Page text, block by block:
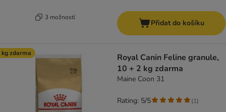
3 možností
Přidat do košíku
kg zdarma
Royal Canin Feline granule,
10 + 2 kg zdarma
Maine Coon 31
Rating: 5/5 (1)